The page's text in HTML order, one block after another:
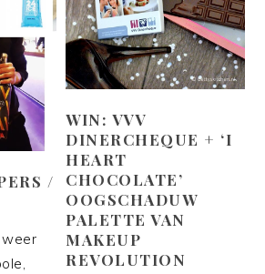
/
weer
WIN: VVV
DINERCHEQUE + ‘I
HEART
CHOCOLATE’
OOGSCHADUW
PALETTE VAN
MAKEUP
REVOLUTION